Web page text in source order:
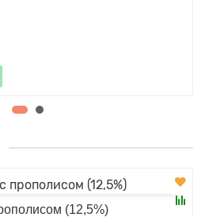
(12,5%)